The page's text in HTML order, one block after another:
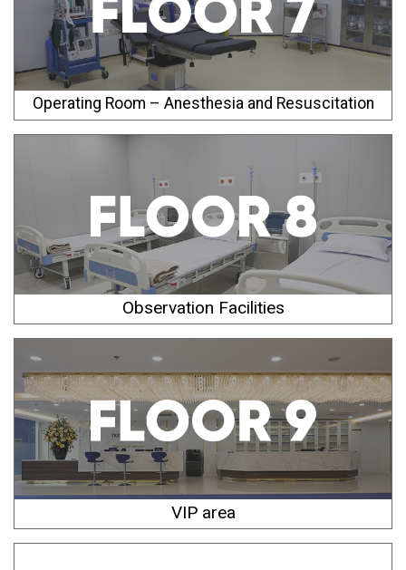
Operating Room – Anesthesia and Resuscitation
Observation Facilities
VIP area